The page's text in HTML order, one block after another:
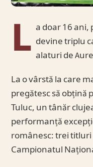
L a doar 16 ani,
devine triplu
alaturi de
La o vârstă la care
pregătesc să obțină
Tuluc, un tânăr
performanță
românesc: trei
Campionatul